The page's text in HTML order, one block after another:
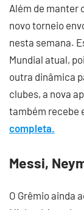
Além de manter
novo torneio
nesta semana.
Mundial atual,
outra dinâmica
clubes, a nova
também recebe
completa.
Messi,
O Grêmio ainda